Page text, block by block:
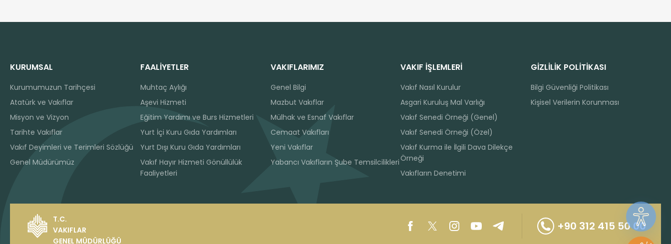
KURUMSAL
Kurumumuzun Tarihçesi
Atatürk ve Vakıflar
Misyon ve Vizyon
Tarihte Vakıflar
Vakıf Deyimleri ve Terimleri Sözlüğü
Genel Müdürümüz
FAALİYETLER
Muhtaç Aylığı
Aşevi Hizmeti
Eğitim Yardımı ve Burs Hizmetleri
Yurt İçi Kuru Gıda Yardımları
Yurt Dışı Kuru Gıda Yardımları
Vakıf Hayır Hizmeti Gönüllülük
Faaliyetleri
VAKIFLARIMIZ
Genel Bilgi
Mazbut Vakıflar
Mülhak ve Esnaf Vakıflar
Cemaat Vakıfları
Yeni Vakıflar
Yabancı Vakıfların Şube Temsilcilikleri
VAKIF İŞLEMLERİ
Vakıf Nasıl Kurulur
Asgari Kuruluş Mal Varlığı
Vakıf Senedi Örneği (Genel)
Vakıf Senedi Örneği (Özel)
Vakıf Kurma ile İlgili Dava Dilekçe
Örneği
Vakıfların Denetimi
GİZLİLİK POLİTİKASI
Bilgi Güvenliği Politikası
Kişisel Verilerin Korunması
T.C.
VAKIFLAR
GENEL MÜDÜRLÜĞÜ
+90 312 415 50 00